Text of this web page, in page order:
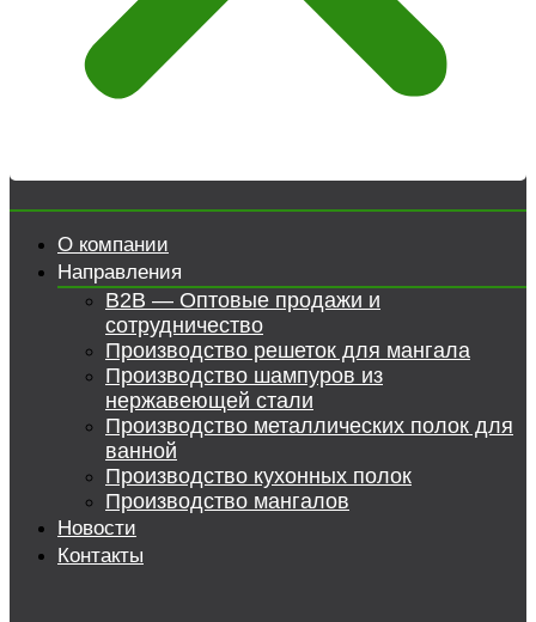
О компании
Направления
B2B — Оптовые продажи и
сотрудничество
Производство решеток для мангала
Производство шампуров из
нержавеющей стали
Производство металлических полок для
ванной
Производство кухонных полок
Производство мангалов
Новости
Контакты